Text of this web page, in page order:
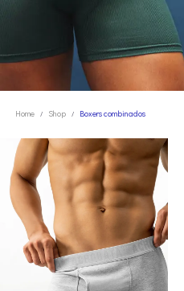
Home / Shop / Boxers combinados